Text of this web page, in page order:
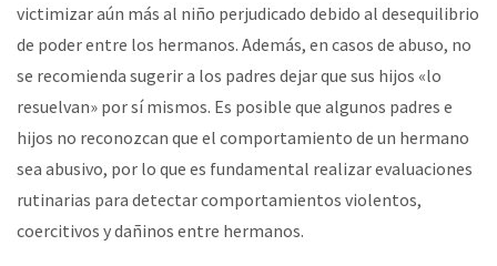
victimizar aún más al niño perjudicado debido al desequilibrio
de poder entre los hermanos. Además, en casos de abuso, no
se recomienda sugerir a los padres dejar que sus hijos «lo
resuelvan» por sí mismos. Es posible que algunos padres e
hijos no reconozcan que el comportamiento de un hermano
sea abusivo, por lo que es fundamental realizar evaluaciones
rutinarias para detectar comportamientos violentos,
coercitivos y dañinos entre hermanos.